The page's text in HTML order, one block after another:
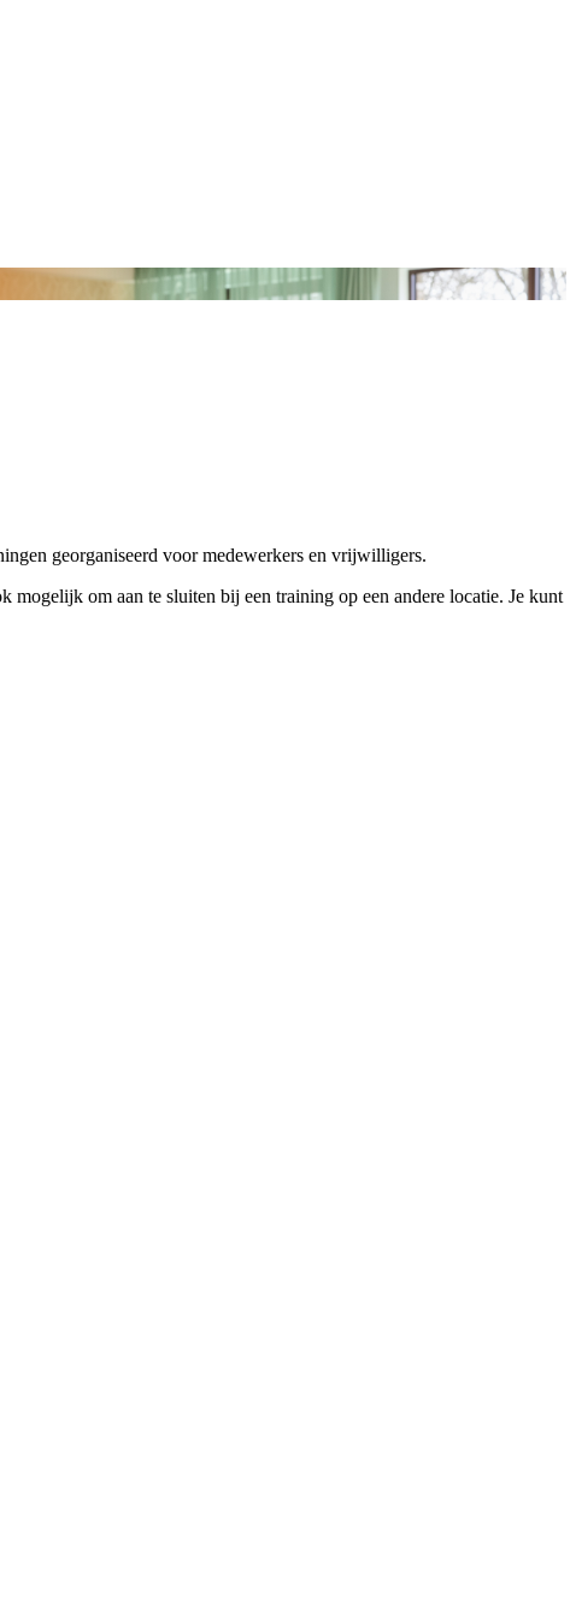
georganiseerd voor medewerkers en vrijwilligers.
mogelijk om aan te sluiten bij een training op een andere locatie. Je kunt